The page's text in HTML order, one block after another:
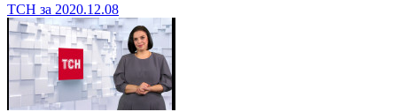
ТСН за 2020.12.08